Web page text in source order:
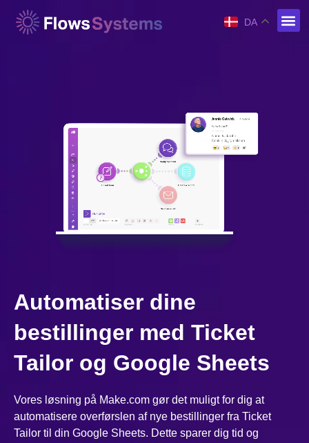
DA
Automatiser dine
bestillinger med Ticket
Tailor og Google Sheets
Vores løsning på Make.com gør det muligt for dig at
automatisere overførslen af nye bestillinger fra Ticket
Tailor til din Google Sheets. Dette sparer dig tid og